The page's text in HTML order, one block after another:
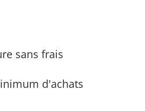
sans frais
d'achats